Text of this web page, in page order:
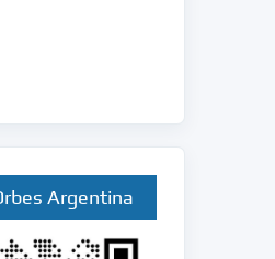
Argentina